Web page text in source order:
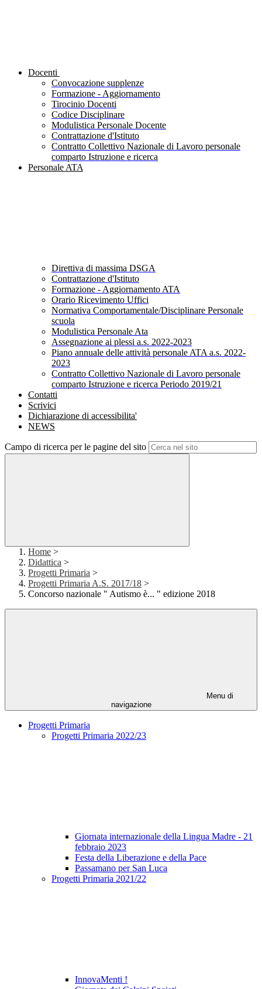
Docenti
Convocazione supplenze
Formazione - Aggiornamento
Tirocinio Docenti
Codice Disciplinare
Modulistica Personale Docente
Contrattazione d'Istituto
Contratto Collettivo Nazionale di Lavoro personale
comparto Istruzione e ricerca
Personale ATA
Direttiva di massima DSGA
Contrattazione d'Istituto
Formazione - Aggiornamento ATA
Orario Ricevimento Uffici
Normativa Comportamentale/Disciplinare Personale
scuola
Modulistica Personale Ata
Assegnazione ai plessi a.s. 2022-2023
Piano annuale delle attività personale ATA a.s. 2022-
2023
Contratto Collettivo Nazionale di Lavoro personale
comparto Istruzione e ricerca Periodo 2019/21
Contatti
Scrivici
Dichiarazione di accessibilita'
NEWS
Campo di ricerca per le pagine del sito
Home >
Didattica >
Progetti Primaria >
Progetti Primaria A.S. 2017/18 >
Concorso nazionale " Autismo è... " edizione 2018
Menu di
navigazione
Progetti Primaria
Progetti Primaria 2022/23
Giornata internazionale della Lingua Madre - 21
febbraio 2023
Festa della Liberazione e della Pace
Passamano per San Luca
Progetti Primaria 2021/22
InnovaMenti !